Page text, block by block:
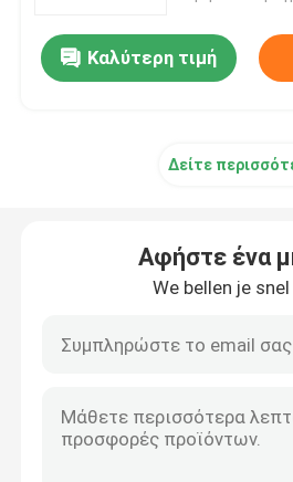
Καλύτερη τιμή
Δείτε
Αφήστε ένα
We bellen je